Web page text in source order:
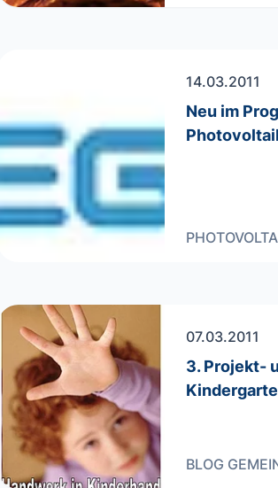
14.03.2011
Neu im
07.03.2011
3. Projekt-
BLOG